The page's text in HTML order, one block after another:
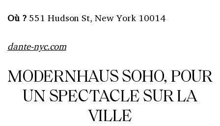
Où ?551 Hudson St, New York 10014
dante-nyc.com
MODERNHAUS SOHO, POUR
UN SPECTACLE SUR LA
VILLE